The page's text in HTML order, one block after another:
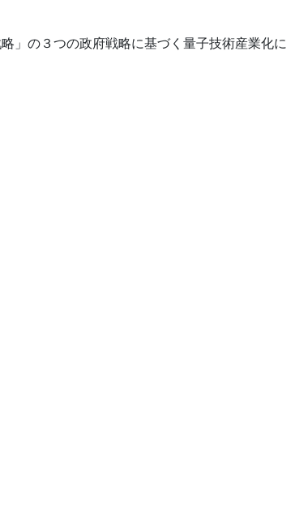
」の３つの政府戦略に基づく量子技術産業化に